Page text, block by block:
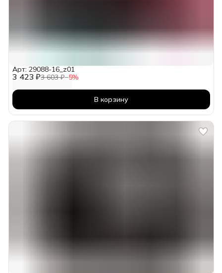
3 423 ₽3 603 ₽−5%
Арт: 29088-16_z01
В корзину